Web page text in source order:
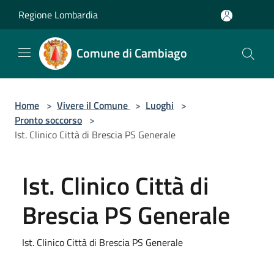
Regione Lombardia
Comune di Cambiago
Home > Vivere il Comune > Luoghi >
Pronto soccorso >
Ist. Clinico Città di Brescia PS Generale
Ist. Clinico Città di
Brescia PS Generale
Ist. Clinico Città di Brescia PS Generale